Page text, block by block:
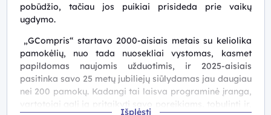
Išplėsti
pobūdžio, tačiau jos puikiai prisideda prie vaikų
ugdymo.
„GCompris“ startavo 2000-aisiais metais su keliolika
pamokėlių, nuo tada nuosekliai vystomas, kasmet
papildomas naujomis užduotimis, ir 2025-aisiais
pasitinka savo 25 metų jubiliejų siūlydamas jau daugiau
nei 200 pamokų. Kadangi tai laisva programinė įranga,
vartotojai gali ją pritaikyti savo poreikiams, tobulinti ir,